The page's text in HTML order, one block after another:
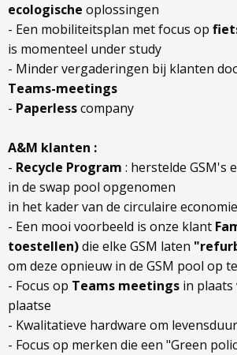
ecologische oplossingen
- Een mobiliteitsplan met focus op
is momenteel under study
- Minder vergaderingen bij klanten
Teams-meetings
- Paperlesscompany
A&M klanten :
- Recycle Program : herstelde GSM's
in de swap pool opgenomen
in het kader van de circulaire economie
- Een mooi voorbeeld is onze klant
toestellen)die elke GSM laten
om deze opnieuw in de GSM pool op
- Focus op Teams meetings in
plaatse
- Kwalitatieve hardware om
- Focus op merken die een "Green